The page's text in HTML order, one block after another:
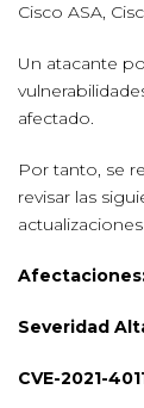
Cisco ASA,
Un atacante
afectado.
Por tanto, se
revisar las
Severidad
CVE-2021-